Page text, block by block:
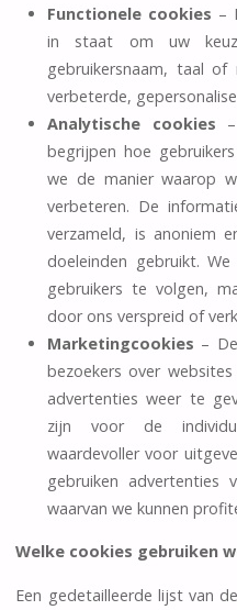
Functionele cookies –
in staat om uw
gebruikersnaam, taal
verbeterde,
Analytische cookies
begrijpen hoe
we de manier waarop
verbeteren. De
verzameld, is anoniem
doeleinden gebruikt.
gebruikers te volgen,
door ons verspreid of
Marketingcookies –
bezoekers over
advertenties weer te
zijn voor de
waardevoller voor
gebruiken advertenties
waarvan we kunnen
Welke cookies gebruiken
Een gedetailleerde lijst van